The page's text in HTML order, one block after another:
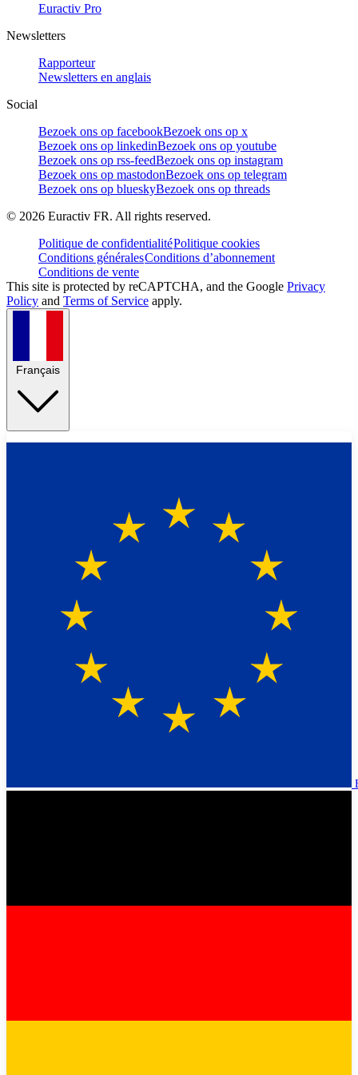
Euractiv Pro
Newsletters
Rapporteur
Newsletters en anglais
Social
Bezoek ons op facebookBezoek ons op x
Bezoek ons op linkedinBezoek ons op youtube
Bezoek ons op rss-feedBezoek ons op instagram
Bezoek ons op mastodonBezoek ons op telegram
Bezoek ons op blueskyBezoek ons op threads
© 2026 Euractiv FR. All rights reserved.
Politique de confidentialitéPolitique cookies
Conditions généralesConditions d’abonnement
Conditions de vente
This site is protected by reCAPTCHA, and the Google Privacy
Policy and Terms of Service apply.
Français